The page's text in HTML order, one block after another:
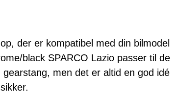
der er kompatibel med din bilmodel
black SPARCO Lazio passer til de
men det er altid en god idé